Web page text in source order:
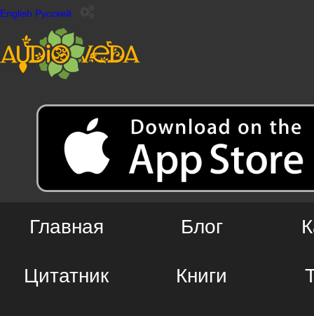
English Русский
Главная Блог
Цитатник Книги